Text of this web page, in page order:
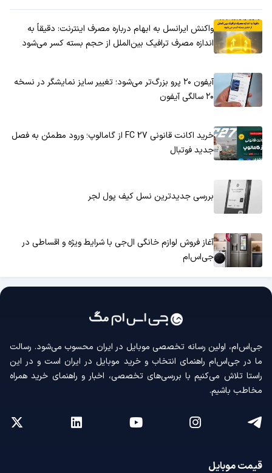
واکنش ایرانسل به ابهام درباره مصرف اینترنت: دقیقاً به
اندازه مصرف ترافیک بین‌الملل از حجم بسته کسر می‌شود
آیفون ۲۰ پرو بزرگ‌تر می‌شود؛ تغییر سایز نمایشگر در نسخه
۲۰ سالگی آیفون
خرید اکانت قانونی FC 27 از گامالوپ؛ ورود مطمئن به فصل
جدید فوتبال
بررسی جدیدترین نسل کیف پول لجر
آغاز فروش لوازم خانگی ال‌جی با شرایط ویژه و اقساطی در
جی‌اس‌ام
جی‌اس‌ام، اولین رسانه‌ تخصصی موبایل در ایران محسوب می‌شود. رسالت
ما در جی‌اس‌ام راهنمای انتخاب و خرید موبایل در ایران است و در این
راستا تلاش می‌کنیم با بررسی‌های تخصصی، اخبار و راهنمای خرید همراه
مخاطب باشیم.
قیمت موبایل